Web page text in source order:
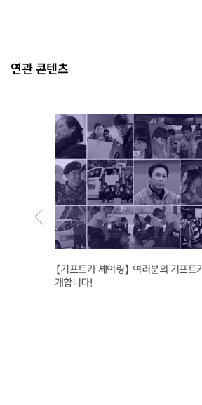
연관 콘텐츠
【기프트카 셰어링】 여러분의 기프
개합니다!